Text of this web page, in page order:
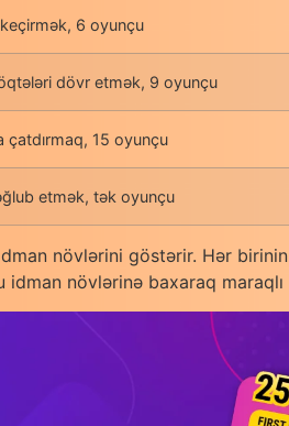
6 oyunçu
dövr etmək, 9 oyunçu
çatdırmaq, 15 oyunçu
etmək, tək oyunçu
növlərini göstərir. Hər
idman növlərinə baxaraq